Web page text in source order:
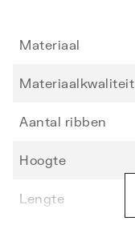
Materiaal
Materiaalkwaliteit
Aantal ribben
Hoogte
Lengte